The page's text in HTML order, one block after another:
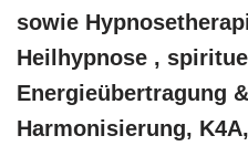
sowie
Heilhypnose ,
Energieübertragung
Harmonisierung,